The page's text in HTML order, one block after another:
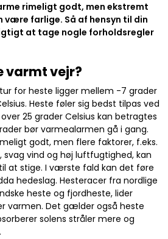
rimeligt godt, men ekstremt
være farlige. Så af hensyn til din
at tage nogle forholdsregler
varmt vejr?
for heste ligger mellem -7 grader
Heste føler sig bedst tilpas ved
25 grader Celsius kan betragtes
bør varmealarmen gå i gang.
godt, men flere faktorer, f.eks.
vind og høj luftfugtighed, kan
at stige. I værste fald kan det føre
hedeslag. Hesteracer fra nordlige
heste og fjordheste, lider
varmen. Det gælder også heste
solens stråler mere og